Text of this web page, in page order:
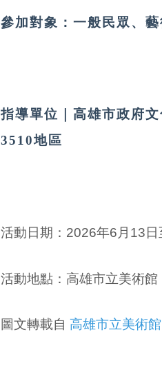
參加對象： 一般民眾、
指導單位｜高雄市政府
3510地區
活動日期： 2026年6月13
活動地點： 高雄市立美術館
圖文轉載自 高雄市立美術館